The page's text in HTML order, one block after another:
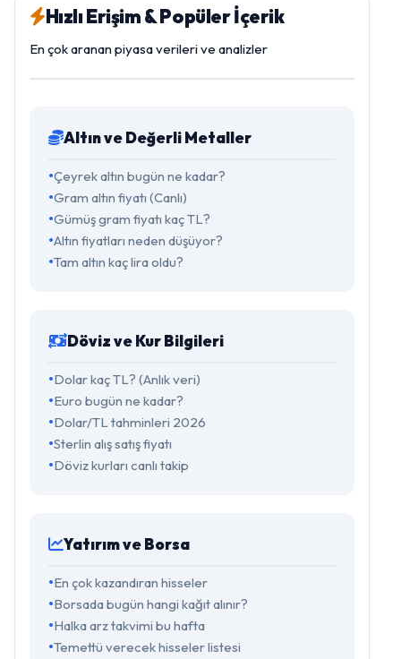
Hızlı Erişim & Popüler İçerik
En çok aranan piyasa verileri ve analizler
Altın ve Değerli Metaller
Çeyrek altın bugün ne kadar?
Gram altın fiyatı (Canlı)
Gümüş gram fiyatı kaç TL?
Altın fiyatları neden düşüyor?
Tam altın kaç lira oldu?
Döviz ve Kur Bilgileri
Dolar kaç TL? (Anlık veri)
Euro bugün ne kadar?
Dolar/TL tahminleri 2026
Sterlin alış satış fiyatı
Döviz kurları canlı takip
Yatırım ve Borsa
En çok kazandıran hisseler
Borsada bugün hangi kağıt alınır?
Halka arz takvimi bu hafta
Temettü verecek hisseler listesi